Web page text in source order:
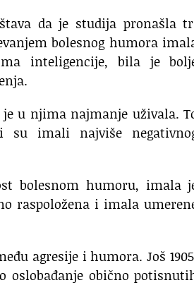
da je studija pronašla
bolesnog humora
inteligencije, bila je
u njima najmanje uživala.
imali najviše
bolesnom humoru, imala
raspoložena i imala
agresije i humora. Još
oslobađanje obično